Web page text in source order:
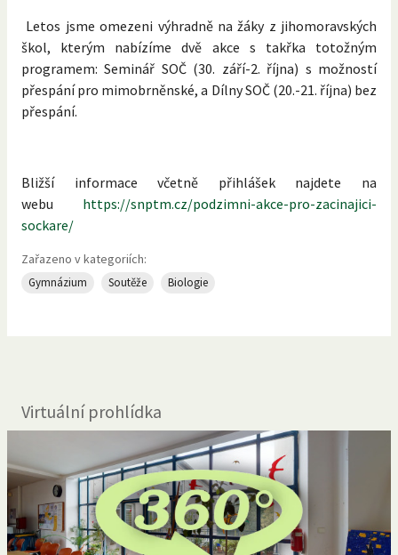
Letos jsme omezeni výhradně na žáky z jihomoravských
škol, kterým nabízíme dvě akce s takřka totožným
programem: Seminář SOČ (30. září-2. října) s možností
přespání pro mimobrněnské, a Dílny SOČ (20.-21. října) bez
přespání.
Bližší informace včetně přihlášek najdete na
webu https://snptm.cz/podzimni-akce-pro-zacinajici-
sockare/
Zařazeno v kategoriích:
Gymnázium Soutěže Biologie
Virtuální prohlídka